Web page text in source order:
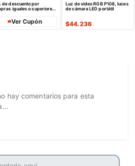
de descuento por
iguales o superiores
Ver Cupón
Luz de video RGB P108, luces
de cámara LED portátil
$44.236
hay comentarios para esta